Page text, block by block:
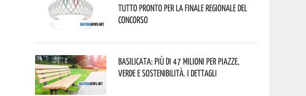
tutto pronto per la finale regionale del
concorso
Basilicata: più di 47 milioni per piazze,
verde e sostenibilità. I dettagli